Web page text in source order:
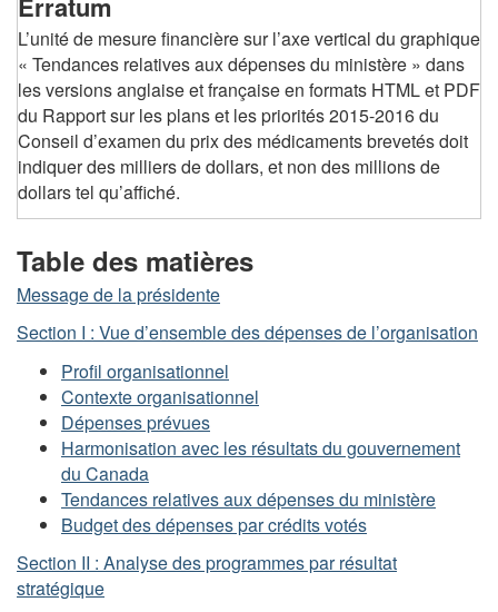
L’unité de mesure financière sur l’axe vertical du graphique
« Tendances relatives aux dépenses du ministère » dans
les versions anglaise et française en formats HTML et PDF
du Rapport sur les plans et les priorités 2015-2016 du
Conseil d’examen du prix des médicaments brevetés doit
indiquer des milliers de dollars, et non des millions de
dollars tel qu’affiché.
Table des matières
Message de la présidente
Section I : Vue d’ensemble des dépenses de l’organisation
Profil organisationnel
Contexte organisationnel
Dépenses prévues
Harmonisation avec les résultats du gouvernement
du Canada
Tendances relatives aux dépenses du ministère
Budget des dépenses par crédits votés
Section II : Analyse des programmes par résultat
stratégique